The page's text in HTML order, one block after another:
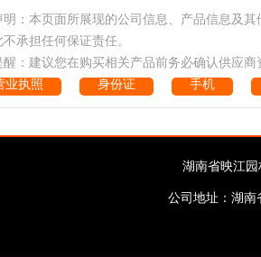
明：本页面所展现的公司信息、产品信息及
不承担任何保证责任。
醒：建议您在购买相关产品前务必确认供应
业执照 身份证 手机
湖南省映江
公司地址：湖